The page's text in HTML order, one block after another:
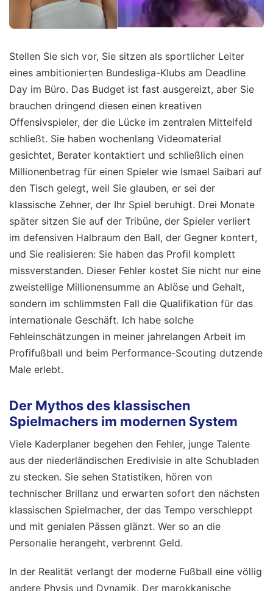
Stellen Sie sich vor, Sie sitzen als sportlicher Leiter
eines ambitionierten Bundesliga-Klubs am Deadline
Day im Büro. Das Budget ist fast ausgereizt, aber Sie
brauchen dringend diesen einen kreativen
Offensivspieler, der die Lücke im zentralen Mittelfeld
schließt. Sie haben wochenlang Videomaterial
gesichtet, Berater kontaktiert und schließlich einen
Millionenbetrag für einen Spieler wie Ismael Saibari auf
den Tisch gelegt, weil Sie glauben, er sei der
klassische Zehner, der Ihr Spiel beruhigt. Drei Monate
später sitzen Sie auf der Tribüne, der Spieler verliert
im defensiven Halbraum den Ball, der Gegner kontert,
und Sie realisieren: Sie haben das Profil komplett
missverstanden. Dieser Fehler kostet Sie nicht nur eine
zweistellige Millionensumme an Ablöse und Gehalt,
sondern im schlimmsten Fall die Qualifikation für das
internationale Geschäft. Ich habe solche
Fehleinschätzungen in meiner jahrelangen Arbeit im
Profifußball und beim Performance-Scouting dutzende
Male erlebt.
Der Mythos des klassischen
Spielmachers im modernen System
Viele Kaderplaner begehen den Fehler, junge Talente
aus der niederländischen Eredivisie in alte Schubladen
zu stecken. Sie sehen Statistiken, hören von
technischer Brillanz und erwarten sofort den nächsten
klassischen Spielmacher, der das Tempo verschleppt
und mit genialen Pässen glänzt. Wer so an die
Personalie herangeht, verbrennt Geld.
In der Realität verlangt der moderne Fußball eine völlig
andere Physis und Dynamik. Der marokkanische